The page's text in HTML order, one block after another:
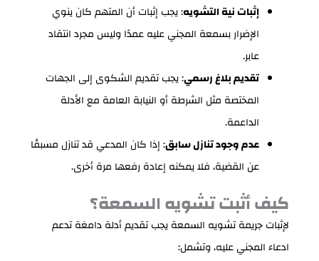
إثبات نية التشويه: يجب إثبات أن المتهم كان ينوي
الإضرار بسمعة المجني عليه عمدًا وليس مجرد انتقاد
عابر.
تقديم بلاغ رسمي: يجب تقديم الشكوى إلى الجهات
المختصة مثل الشرطة أو النيابة العامة مع الأدلة
الداعمة.
عدم وجود تنازل سابق: إذا كان المدعي قد تنازل مسبقًا
عن القضية، فلا يمكنه إعادة رفعها مرة أخرى.
كيف أثبت تشويه السمعة؟
لإثبات جريمة تشويه السمعة يجب تقديم أدلة دامغة تدعم
ادعاء المجني عليه، وتشمل: